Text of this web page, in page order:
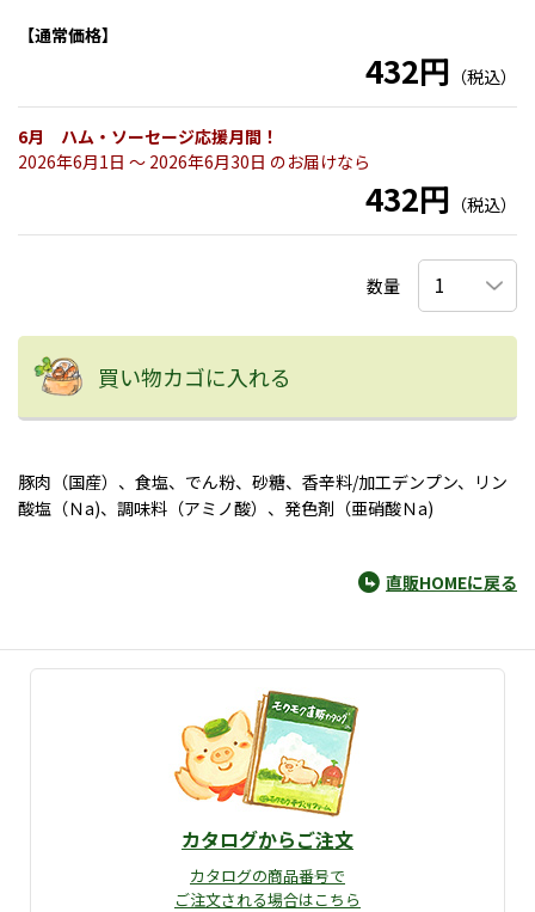
【通常価格】
432円 （税込）
6月 ハム・ソーセージ応援月間！
2026年6月1日 〜 2026年6月30日 のお届けなら
432円 （税込）
数量
買い物カゴに入れる
豚肉（国産）、食塩、でん粉、砂糖、香辛料/加工デンプン、リン
酸塩（Ｎa)、調味料（アミノ酸）、発色剤（亜硝酸Ｎa)
直販HOMEに戻る
カタログからご注文
カタログの商品番号で
ご注文される場合はこちら